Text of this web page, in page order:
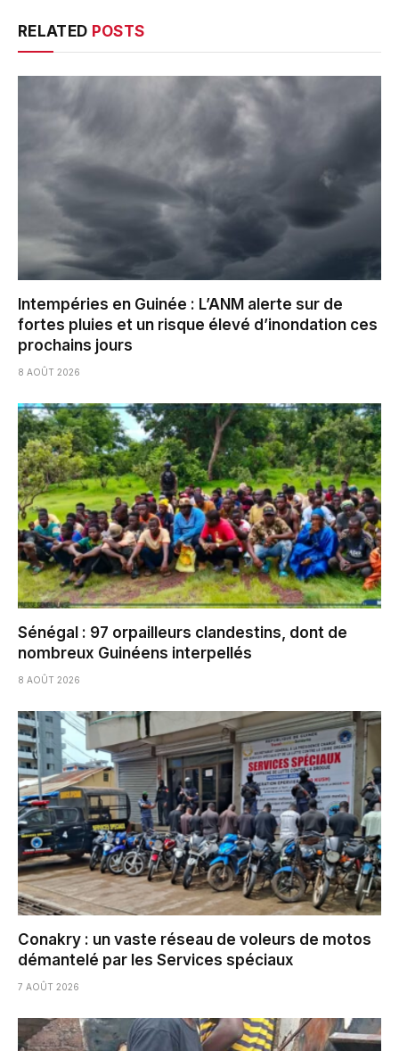
RELATED POSTS
Intempéries en Guinée : L’ANM alerte sur de
fortes pluies et un risque élevé d’inondation ces
prochains jours
8 AOÛT 2026
Sénégal : 97 orpailleurs clandestins, dont de
nombreux Guinéens interpellés
8 AOÛT 2026
Conakry : un vaste réseau de voleurs de motos
démantelé par les Services spéciaux
7 AOÛT 2026